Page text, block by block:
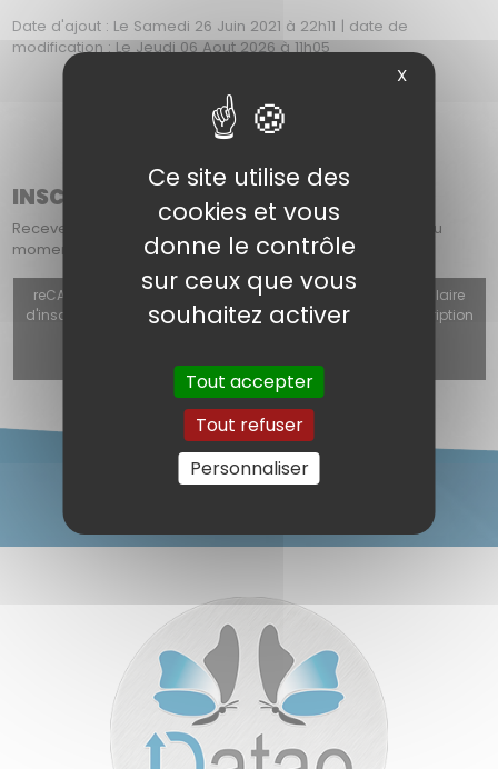
Date d'ajout : Le Samedi 26 Juin 2021 à 22h11 | date de
modification : Le Jeudi 06 Aout 2026 à 11h05
INSCRIPTION À NOTRE NEWSLETTER
Recevez chaque mois dans votre boîte mail : les offres du
moment, les nouveautés et nos actualités.
reCAPTCHA v3 (Autorisation obligatoire pour utiliser le formulaire
d'inscription, le formulaire de contact ou le formulaire d'inscription
X
Ce site utilise des
cookies et vous
donne le contrôle
sur ceux que vous
souhaitez activer
Tout accepter
Tout refuser
Personnaliser